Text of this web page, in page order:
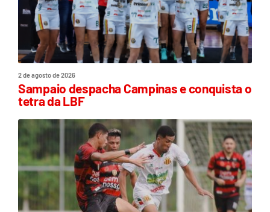
2 de agosto de 2026
Sampaio despacha Campinas e conquista o
tetra da LBF